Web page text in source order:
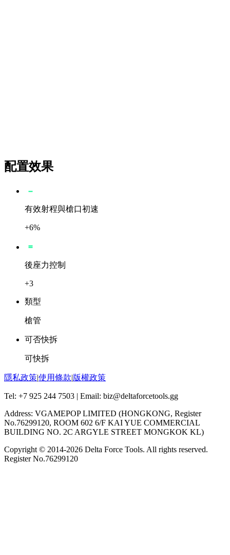
配置效果
有效射程與槍口初速
+6%
後座力控制
+3
類型
槍管
可否快拆
可快拆
隱私政策|使用條款|版權政策
Tel: +7 925 244 7503 | Email: biz@deltaforcetools.gg
Address: VGAMEPOP LIMITED (HONGKONG, Register
No.76299120, ROOM 602 6/F KAI YUE COMMERCIAL
BUILDING NO. 2C ARGYLE STREET MONGKOK KL)
Copyright © 2014-2026 Delta Force Tools. All rights reserved.
Register No.76299120